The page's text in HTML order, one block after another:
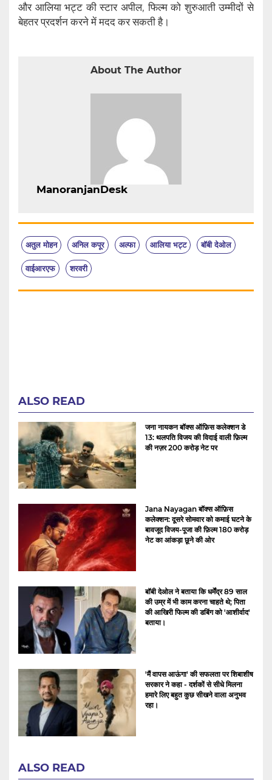
और आलिया भट्ट की स्टार अपील, फिल्म को शुरुआती उम्मीदों से
बेहतर प्रदर्शन करने में मदद कर सकती है।
About The Author
ManoranjanDesk
अतुल मोहन अनिल कपूर अल्फा आलिया भट्ट बॉबी देओल
वाईआरएफ शरवरी
ALSO READ
जना नायकन बॉक्स ऑफ़िस कलेक्शन डे
13: थलपति विजय की विदाई वाली फ़िल्म
की नज़र 200 करोड़ नेट पर
Jana Nayagan बॉक्स ऑफ़िस
कलेक्शन: दूसरे सोमवार को कमाई घटने के
बावजूद विजय-पूजा की फ़िल्म 180 करोड़
नेट का आंकड़ा छूने की ओर
बॉबी देओल ने बताया कि धर्मेंद्र 89 साल
की उम्र में भी काम करना चाहते थे; पिता
की आखिरी फिल्म की डबिंग को 'आशीर्वाद'
बताया।
'मैं वापस आऊंगा' की सफलता पर शिबाशीष
सरकार ने कहा - दर्शकों से सीधे मिलना
हमारे लिए बहुत कुछ सीखने वाला अनुभव
रहा।
ALSO READ